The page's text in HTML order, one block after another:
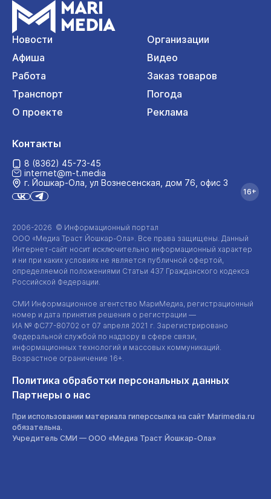
Новости
Организации
Афиша
Видео
Работа
Заказ товаров
Транспорт
Погода
О проекте
Реклама
2006-2026 © Информационный портал
ООО «Медиа Траст Йошкар-Ола». Все права защищены. Данный
Интернет-сайт носит исключительно информационный характер
и ни при каких условиях не является публичной офертой,
определяемой положениями Статьи 437 Гражданского кодекса
Российской Федерации.
СМИ Информационное агентство МариМедиа, регистрационный
номер и дата принятия решения о регистрации —
ИА № ФС77-80702 от 07 апреля 2021 г. Зарегистрировано
Федеральной службой по надзору в сфере связи,
информационных технологий и массовых коммуникаций.
Возрастное ограничение 16+.
Политика обработки персональных данных
Партнеры о нас
При использовании материала гиперссылка на сайт Marimedia.ru
обязательна.
Учредитель СМИ — ООО «Медиа Траст Йошкар-Ола»
Контакты
8 (8362) 45-73-45
internet@m-t.media
г. Йошкар‑Ола, ул Вознесенская, дом 76, офис 3
16+